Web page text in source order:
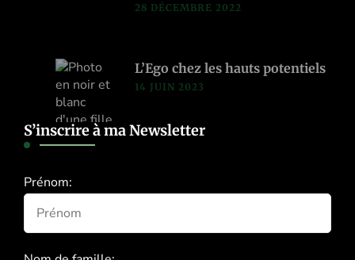
28 DÉCEMBRE 2022
L’Ego chez les hauts potentiels
14 JUIN 2023
S’inscrire à ma Newsletter
Prénom: